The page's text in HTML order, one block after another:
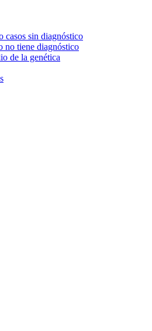
casos sin diagnóstico
no tiene diagnóstico
de la genética